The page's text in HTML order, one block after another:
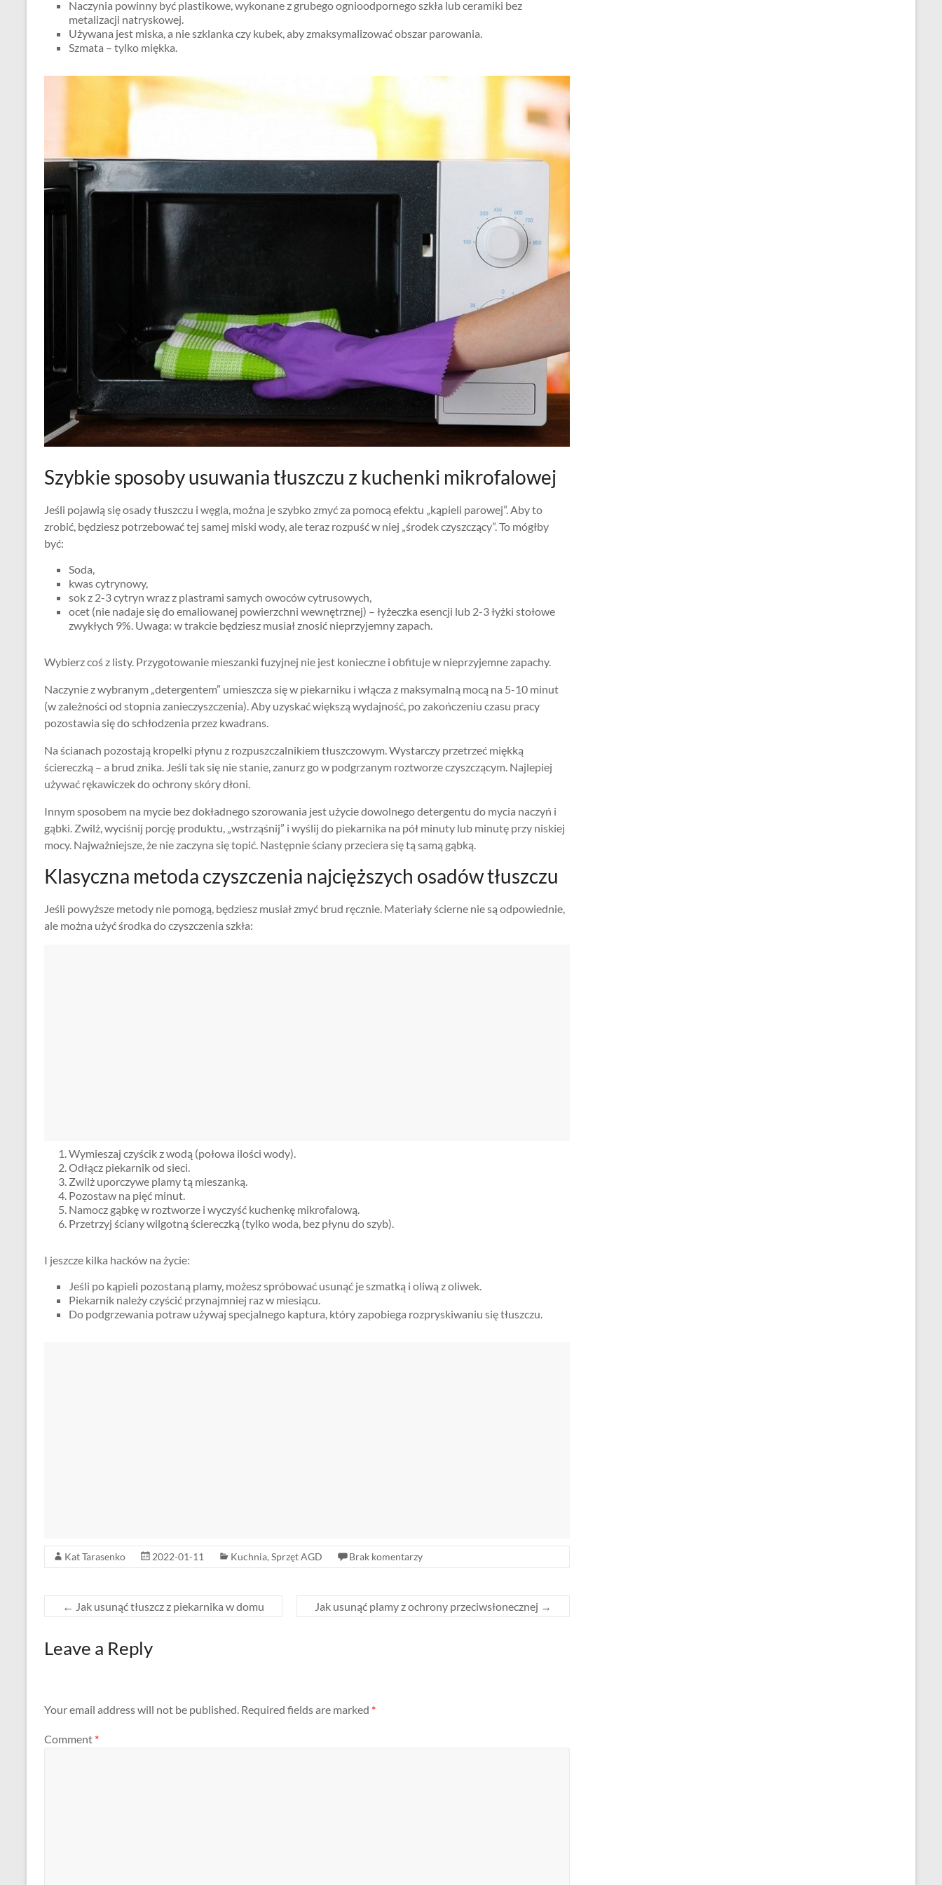
Naczynia powinny być plastikowe, wykonane z grubego ognioodpornego szkła lub ceramiki bez
metalizacji natryskowej.
Używana jest miska, a nie szklanka czy kubek, aby zmaksymalizować obszar parowania.
Szmata – tylko miękka.
Szybkie sposoby usuwania tłuszczu z kuchenki mikrofalowej
Jeśli pojawią się osady tłuszczu i węgla, można je szybko zmyć za pomocą efektu „kąpieli parowej”. Aby to
zrobić, będziesz potrzebować tej samej miski wody, ale teraz rozpuść w niej „środek czyszczący”. To mógłby
być:
Soda,
kwas cytrynowy,
sok z 2-3 cytryn wraz z plastrami samych owoców cytrusowych,
ocet (nie nadaje się do emaliowanej powierzchni wewnętrznej) – łyżeczka esencji lub 2-3 łyżki stołowe
zwykłych 9%. Uwaga: w trakcie będziesz musiał znosić nieprzyjemny zapach.
Wybierz coś z listy. Przygotowanie mieszanki fuzyjnej nie jest konieczne i obfituje w nieprzyjemne zapachy.
Naczynie z wybranym „detergentem” umieszcza się w piekarniku i włącza z maksymalną mocą na 5-10 minut
(w zależności od stopnia zanieczyszczenia). Aby uzyskać większą wydajność, po zakończeniu czasu pracy
pozostawia się do schłodzenia przez kwadrans.
Na ścianach pozostają kropelki płynu z rozpuszczalnikiem tłuszczowym. Wystarczy przetrzeć miękką
ściereczką – a brud znika. Jeśli tak się nie stanie, zanurz go w podgrzanym roztworze czyszczącym. Najlepiej
używać rękawiczek do ochrony skóry dłoni.
Innym sposobem na mycie bez dokładnego szorowania jest użycie dowolnego detergentu do mycia naczyń i
gąbki. Zwilż, wyciśnij porcję produktu, „wstrząśnij” i wyślij do piekarnika na pół minuty lub minutę przy niskiej
mocy. Najważniejsze, że nie zaczyna się topić. Następnie ściany przeciera się tą samą gąbką.
Klasyczna metoda czyszczenia najcięższych osadów tłuszczu
Jeśli powyższe metody nie pomogą, będziesz musiał zmyć brud ręcznie. Materiały ścierne nie są odpowiednie,
ale można użyć środka do czyszczenia szkła:
Wymieszaj czyścik z wodą (połowa ilości wody).
Odłącz piekarnik od sieci.
Zwilż uporczywe plamy tą mieszanką.
Pozostaw na pięć minut.
Namocz gąbkę w roztworze i wyczyść kuchenkę mikrofalową.
Przetrzyj ściany wilgotną ściereczką (tylko woda, bez płynu do szyb).
I jeszcze kilka hacków na życie:
Jeśli po kąpieli pozostaną plamy, możesz spróbować usunąć je szmatką i oliwą z oliwek.
Piekarnik należy czyścić przynajmniej raz w miesiącu.
Do podgrzewania potraw używaj specjalnego kaptura, który zapobiega rozpryskiwaniu się tłuszczu.
Kat Tarasenko 2022-01-11 Kuchnia, Sprzęt AGD Brak komentarzy
← Jak usunąć tłuszcz z piekarnika w domu Jak usunąć plamy z ochrony przeciwsłonecznej →
Leave a Reply
Your email address will not be published. Required fields are marked *
Comment *